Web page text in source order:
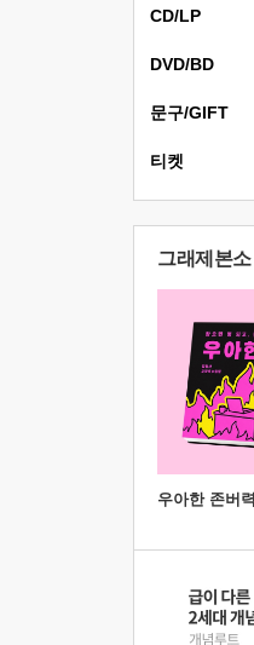
CD/LP
DVD/BD
문구/GIFT
티켓
그래제본소
우아한 존버력